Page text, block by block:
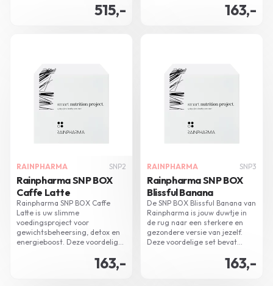
verhogen. Dit doeltreffende 3-
fasenprogramma biedt515,-
assortiment aan supplementen
en RainPharma shake, biedt het
163,-
RAINPHARMA SNP2
Rainpharma SNP BOX
Caffe Latte
Rainpharma SNP BOX Caffe
Latte is uw slimme
voedingsproject voor
gewichtsbeheersing, detox en
energieboost. Deze voordelige
manier om overtollige kilo's te
verliezen zonder honger te163,-
RAINPHARMA SNP3
Rainpharma SNP BOX
Blissful Banana
De SNP BOX Blissful Banana van
Rainpharma is jouw duwtje in
de rug naar een sterkere en
gezondere versie van jezelf.
Deze voordelige set bevat
detox, zonder dat je honger
lijdt. Gratis verzending en163,-